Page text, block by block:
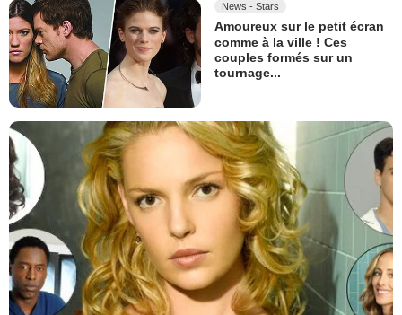
News - Stars
Amoureux sur le petit écran
comme à la ville ! Ces
couples formés sur un
tournage...